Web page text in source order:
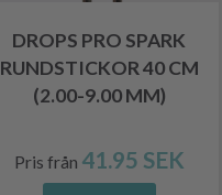
DROPS PRO SPARK
RUNDSTICKOR 40 CM
(2.00-9.00 MM)
Pris från 41.95 SEK